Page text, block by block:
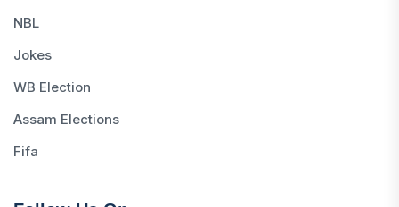
NBL
Jokes
WB Election
Assam Elections
Fifa